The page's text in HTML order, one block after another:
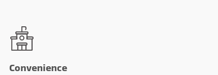
Convenience